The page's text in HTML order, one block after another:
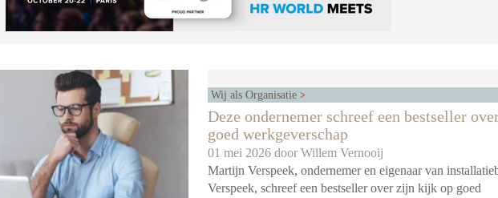
Wij als Organisatie
Deze ondernemer schreef een bestseller
goed werkgeverschap
01 mei 2026 door Willem Vernooij
Martijn Verspeek, ondernemer en eigenaar van
Verspeek, schreef een bestseller over zijn kijk op goed